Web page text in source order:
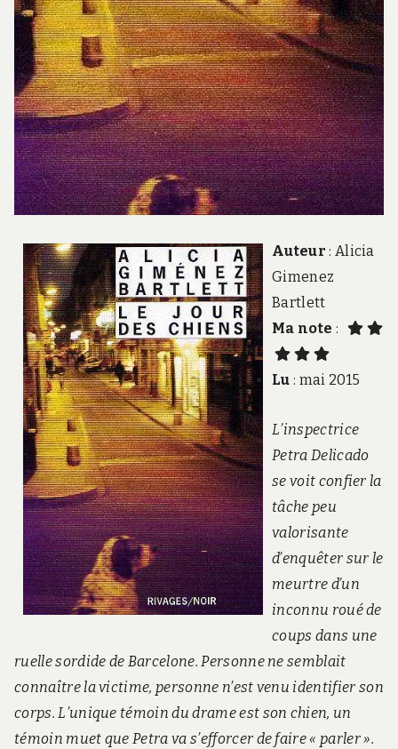
Auteur : Alicia
Gimenez
Bartlett
Ma note :
Lu : mai 2015
L’inspectrice
Petra Delicado
se voit confier la
tâche peu
valorisante
d’enquêter sur le
meurtre d’un
inconnu roué de
coups dans une
ruelle sordide de Barcelone. Personne ne semblait
connaître la victime, personne n’est venu identifier son
corps. L’unique témoin du drame est son chien, un
témoin muet que Petra va s’efforcer de faire « parler ».